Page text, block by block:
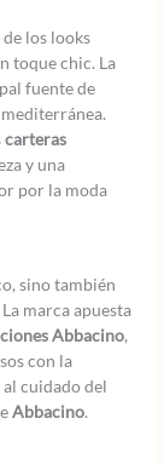
los looks
toque chic. La
fuente de
carteras
y una
por la moda
sino también
marca apuesta
Abbacino,
con la
cuidado del
Abbacino.